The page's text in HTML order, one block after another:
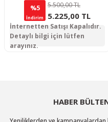
%5
İndirim
5.500,00 TL
5.225,00 TL
İnternetten Satışı Kapalıdır.
Detaylı bilgi için lütfen
arayınız.
HABER